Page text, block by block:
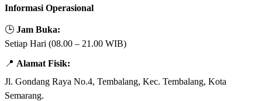
Informasi Operasional
🕒 Jam Buka:
Setiap Hari (08.00 – 21.00 WIB)
📍 Alamat Fisik:
Jl. Gondang Raya No.4, Tembalang, Kec. Tembalang, Kota
Semarang.